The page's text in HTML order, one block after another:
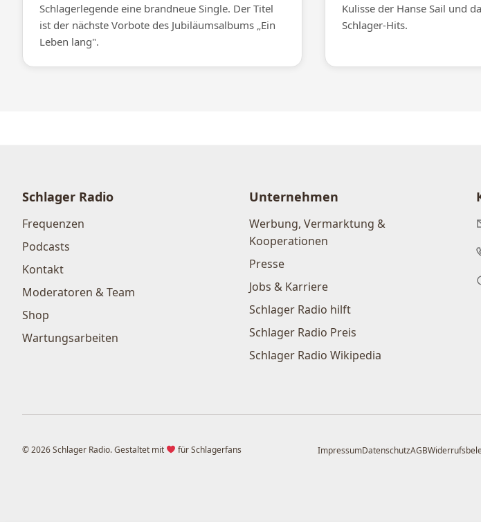
Schlagerlegende eine brandneue Single. Der Titel
ist der nächste Vorbote des Jubiläumsalbums „Ein
Leben lang".
Kulisse der Hanse Sail und
Schlager-Hits.
Schlager Radio
Frequenzen
Podcasts
Kontakt
Moderatoren & Team
Shop
Wartungsarbeiten
Unternehmen
Werbung, Vermarktung &
Kooperationen
Presse
Jobs & Karriere
Schlager Radio hilft
Schlager Radio Preis
Schlager Radio Wikipedia
© 2026 Schlager Radio. Gestaltet mit für Schlagerfans ImpressumDatenschutzAGB